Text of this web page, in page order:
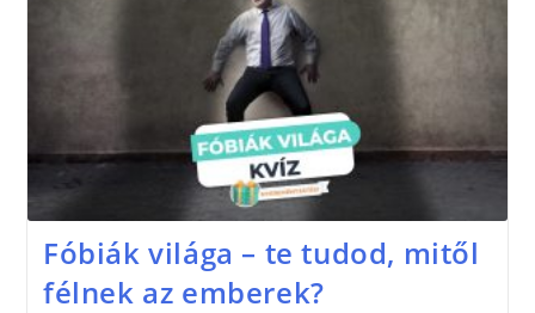
Fóbiák világa – te tudod, mitől
félnek az emberek?